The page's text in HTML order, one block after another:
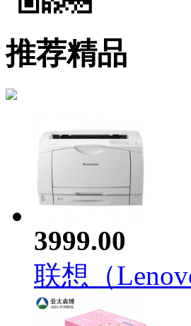
推荐精品
3999.00
联想（